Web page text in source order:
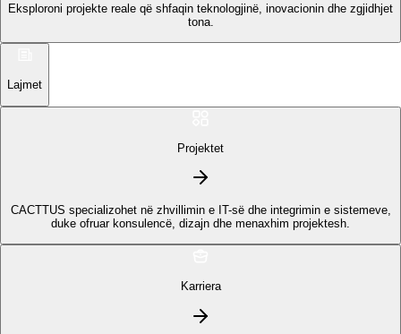
Eksploroni projekte reale që shfaqin teknologjinë, inovacionin dhe zgjidhjet
tona.
Lajmet
Projektet
CACTTUS specializohet në zhvillimin e IT-së dhe integrimin e sistemeve,
duke ofruar konsulencë, dizajn dhe menaxhim projektesh.
Karriera